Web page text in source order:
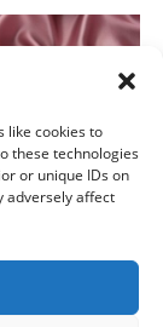
like cookies to
these technologies
or unique IDs on
adversely affect
(14)